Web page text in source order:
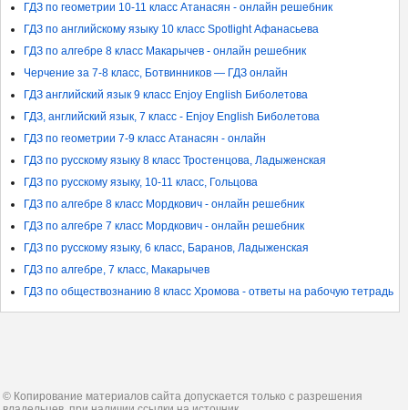
ГДЗ по геометрии 10-11 класс Атанасян - онлайн решебник
ГДЗ по английскому языку 10 класс Spotlight Афанасьева
ГДЗ по алгебре 8 класс Макарычев - онлайн решебник
Черчение за 7-8 класс, Ботвинников — ГДЗ онлайн
ГДЗ английский язык 9 класс Enjoy English Биболетова
ГДЗ, английский язык, 7 класс - Enjoy English Биболетова
ГДЗ по геометрии 7-9 класс Атанасян - онлайн
ГДЗ по русскому языку 8 класс Тростенцова, Ладыженская
ГДЗ по русскому языку, 10-11 класс, Гольцова
ГДЗ по алгебре 8 класс Мордкович - онлайн решебник
ГДЗ по алгебре 7 класс Мордкович - онлайн решебник
ГДЗ по русскому языку, 6 класс, Баранов, Ладыженская
ГДЗ по алгебре, 7 класс, Макарычев
ГДЗ по обществознанию 8 класс Хромова - ответы на рабочую тетрадь
© Копирование материалов сайта допускается только с разрешения